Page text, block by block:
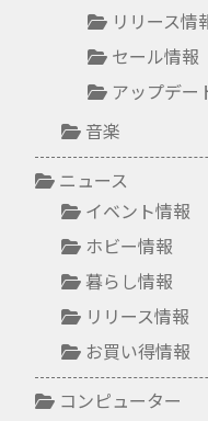
リリース情
セール情報
アップデー
音楽
ニュース
イベント情報
ホビー情報
暮らし情報
リリース情報
お買い得情報
コンピューター